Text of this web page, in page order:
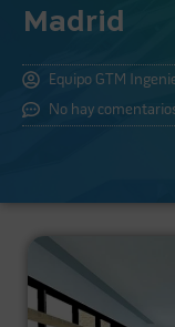
Madrid
Equipo GTM
No hay